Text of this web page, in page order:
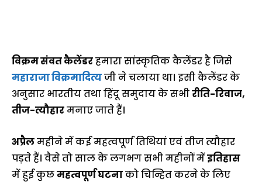
विक्रम संवत कैलेंडरहमारा सांस्कृतिक कैलेंडर है जिसे
महाराजा विक्रमादित्यजी ने चलाया था। इसी कैलेंडर के
अनुसार भारतीय तथा हिंदू समुदाय के सभीरीति-रिवाज,
तीज-त्यौहारमनाए जाते हैं।
अप्रैलमहीने में कई महत्वपूर्ण तिथियां एवं तीज त्यौहार
पड़ते हैं। वैसे तो साल के लगभग सभी महीनों मेंइतिहास
में हुई कुछमहत्वपूर्ण घटनाको चिन्हित करने के लिए